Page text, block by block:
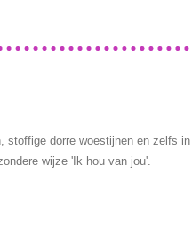
stoffige dorre woestijnen en zelfs in
wijze 'Ik hou van jou'.